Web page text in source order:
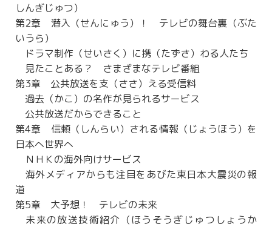
しんぎじゅつ）
第2章 潜入（せんにゅう）！ テレビの舞台裏（ぶた
いうら）
ドラマ制作（せいさく）に携（たずさ）わる人たち
見たことある？ さまざまなテレビ番組
第3章 公共放送を支（ささ）える受信料
過去（かこ）の名作が見られるサービス
公共放送だからできること
第4章 信頼（しんらい）される情報（じょうほう）を
日本へ世界へ
ＮＨＫの海外向けサービス
海外メディアからも注目をあびた東日本大震災の報
道
第5章 大予想！ テレビの未来
未来の放送技術紹介（ほうそうぎじゅつしょうか